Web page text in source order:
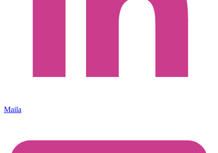
Maila